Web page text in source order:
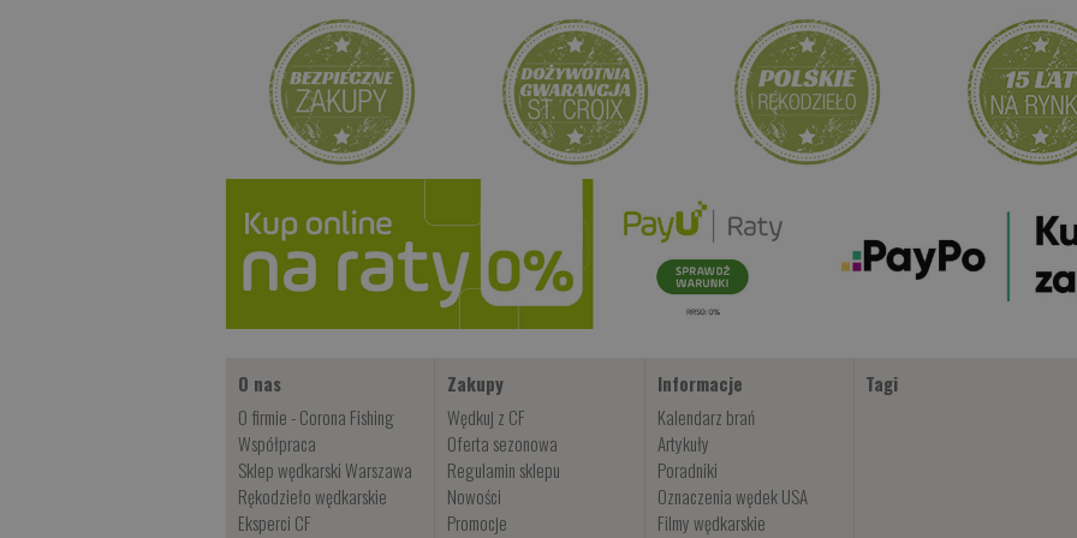
O nas
O firmie - Corona Fishing
Współpraca
Sklep wędkarski Warszawa
Rękodzieło wędkarskie
Eksperci CF
Zakupy
Wędkuj z CF
Oferta sezonowa
Regulamin sklepu
Nowości
Promocje
Informacje
Kalendarz brań
Artykuły
Poradniki
Oznaczenia wędek USA
Filmy wędkarskie
Tagi